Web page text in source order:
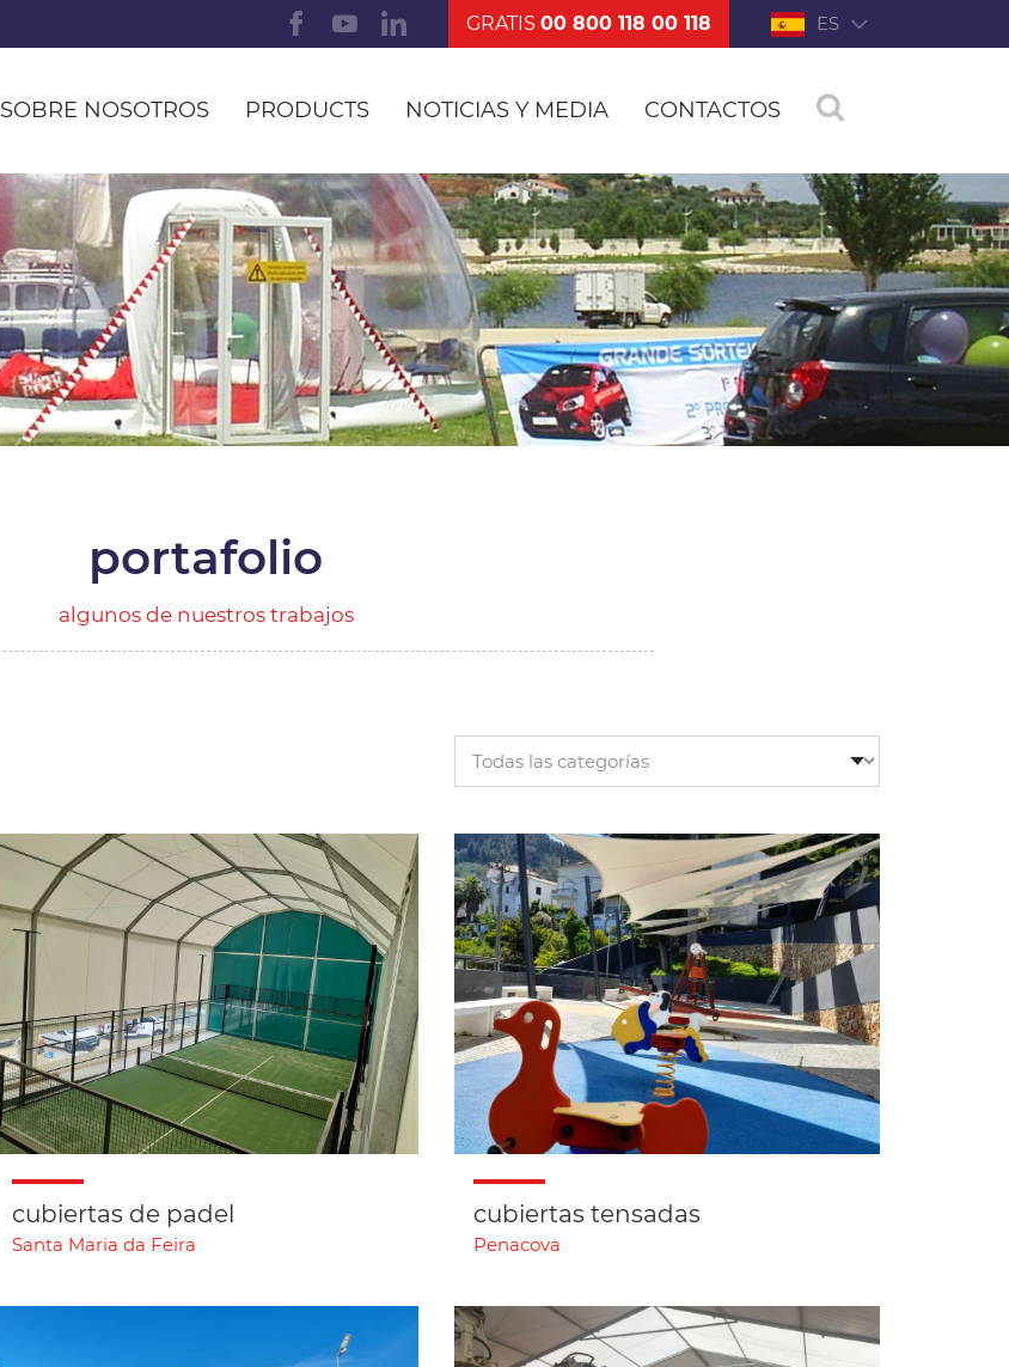
GRATIS00 800 118 00 118 ES
SOBRE NOSOTROS PRODUCTS NOTICIAS Y MEDIA CONTACTOS
portafolio
algunos de nuestros trabajos
cubiertas de padel
Santa Maria da Feira
cubiertas tensadas
Penacova